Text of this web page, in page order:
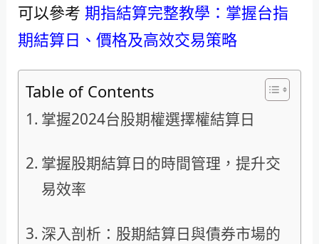
可以參考 期指結算完整教學：掌握台指
期結算日、價格及高效交易策略
Table of Contents
掌握2024台股期權選擇權結算日
掌握股期結算日的時間管理，提升交
易效率
深入剖析：股期結算日與債券市場的